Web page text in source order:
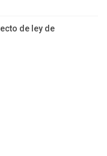
de ley de